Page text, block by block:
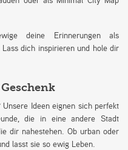
deine Erinnerungen als
dich inspirieren und hole dir
Ideen eignen sich perfekt
die in eine andere Stadt
dir nahestehen. Ob urban oder
lasst sie so ewig Leben.